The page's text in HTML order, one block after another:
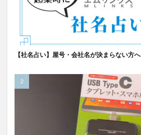
【社名占い】屋号・会社名が決まらない方へ